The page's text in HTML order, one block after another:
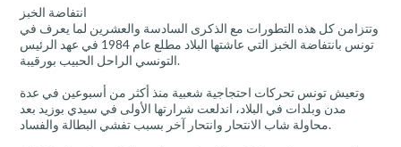
انتفاضة الخبز
وتتزامن كل هذه التطورات مع الذكرى السادسة والعشرين لما يعرف في
تونس بانتفاضة الخبز التي عاشتها البلاد مطلع عام 1984 في عهد الرئيس
التونسي الراحل الحبيب بورقيبة.
وتعيش تونس تحركات احتجاجية شعبية منذ أكثر من أسبوعين في عدة
مدن وبلدات في البلاد، اندلعت شرارتها الأولى في سيدي بوزيد بعد
محاولة شاب الانتحار وانتحار آخر بسبب تفشي البطالة والفساد.